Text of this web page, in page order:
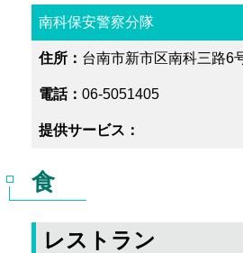
南科保安警察分隊
台南市新市区南科三路6
06-5051405
食
レストラン